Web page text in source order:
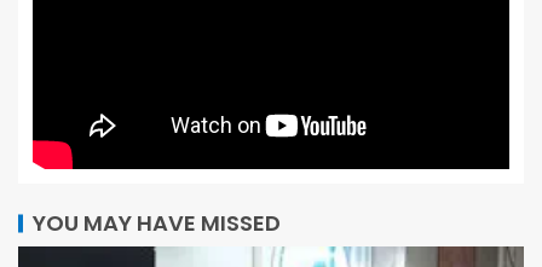
YOU MAY HAVE MISSED